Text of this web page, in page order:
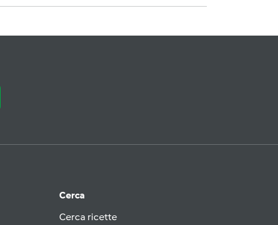
Cerca
Cerca ricette